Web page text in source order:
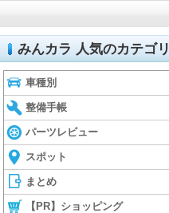
みんカラ 人気のカテゴリ
車種別
整備手帳
パーツレビュー
スポット
まとめ
【PR】ショッピング